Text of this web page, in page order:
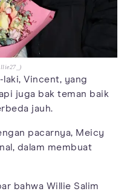
Vincent, yang
juga bak teman baik
jauh.
pacarnya, Meicy
dalam membuat
bahwa Willie Salim